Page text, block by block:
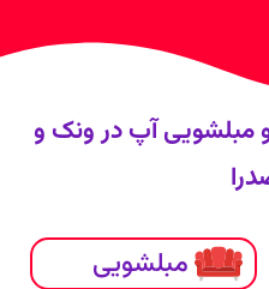
مبلشویی آپ در ونک و
مبلشویی